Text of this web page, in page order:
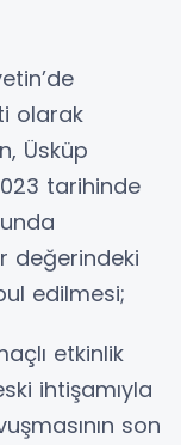
olarak
Üsküp
tarihinde
değerindeki
edilmesi;
etkinlik
ihtişamıyla
son